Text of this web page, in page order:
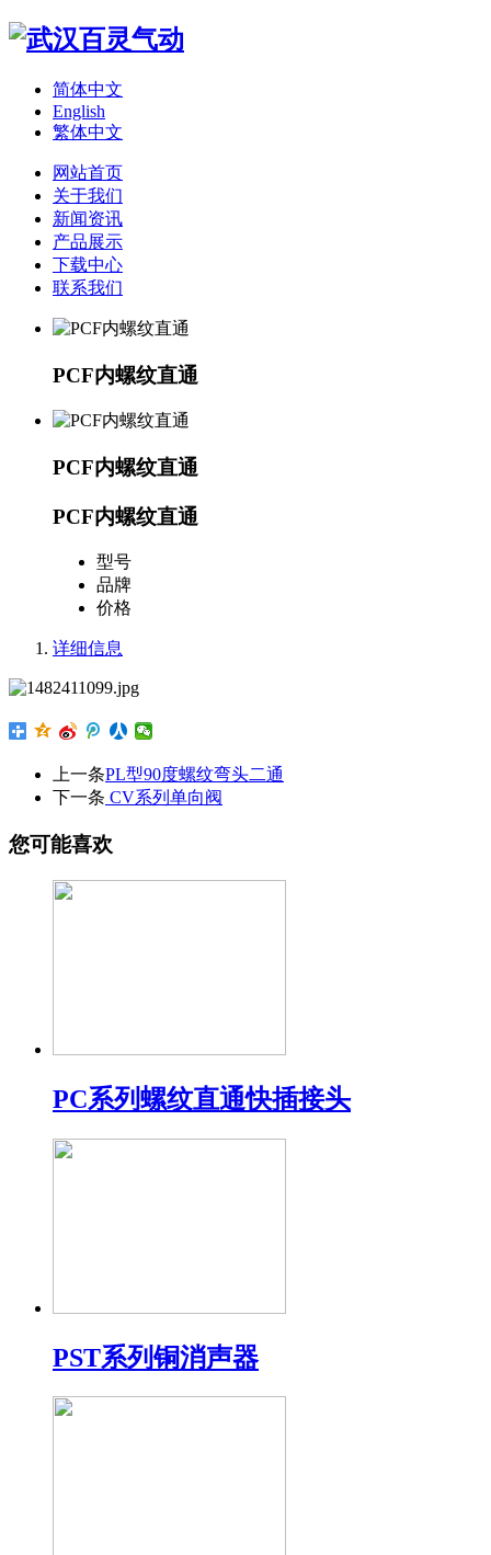
简体中文
English
繁体中文
网站首页
关于我们
新闻资讯
产品展示
下载中心
联系我们
PCF内螺纹直通
PCF内螺纹直通
PCF内螺纹直通
型号
品牌
价格
详细信息
上一条PL型90度螺纹弯头二通
下一条 CV系列单向阀
您可能喜欢
PC系列螺纹直通快插接头
PST系列铜消声器